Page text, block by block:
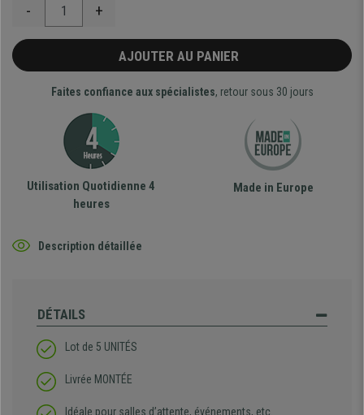
- +
AJOUTER AU PANIER
Faites confiance aux spécialistes, retour sous 30 jours
Utilisation Quotidienne 4
heures
Made in Europe
Description détaillée
DÉTAILS
Lot de 5 UNITÉS
Livrée MONTÉE
Idéale pour salles d’attente, événements, etc.